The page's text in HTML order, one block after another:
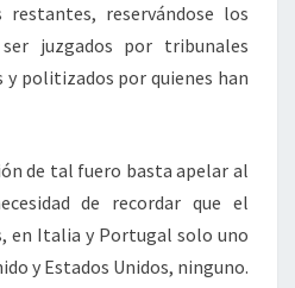
reservándose los
juzgados por tribunales
politizados por quienes han
de tal fuero basta apelar al
de recordar que el
en Italia y Portugal solo uno
y Estados Unidos, ninguno.